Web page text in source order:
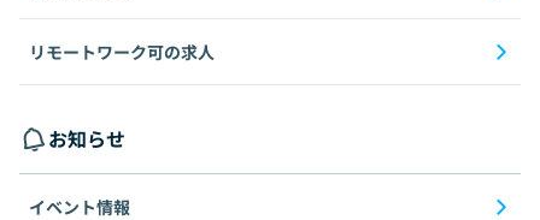
リモートワーク可の求人
お知らせ
イベント情報